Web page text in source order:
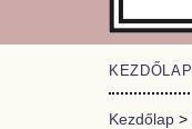
KEZDŐLAP
Kezdőlap >